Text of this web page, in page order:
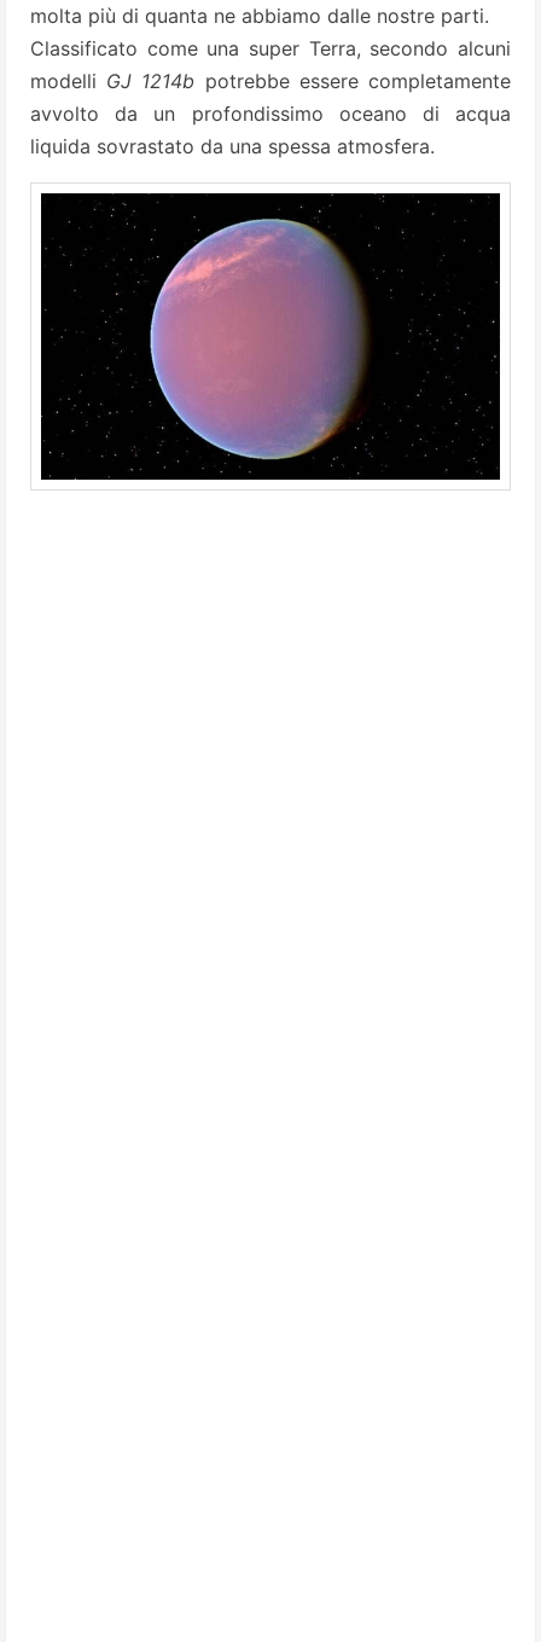
molta più di quanta ne abbiamo dalle nostre parti.
Classificato come una super Terra, secondo alcuni
modelli GJ 1214b potrebbe essere completamente
avvolto da un profondissimo oceano di acqua
liquida sovrastato da una spessa atmosfera.